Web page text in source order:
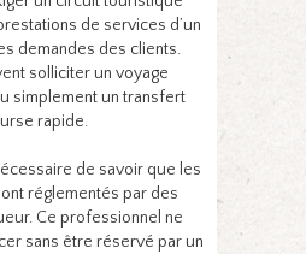
de services d’un
demandes des clients.
solliciter un voyage
simplement un transfert
rapide.
de savoir que les
réglementés par des
Ce professionnel ne
sans être réservé par un